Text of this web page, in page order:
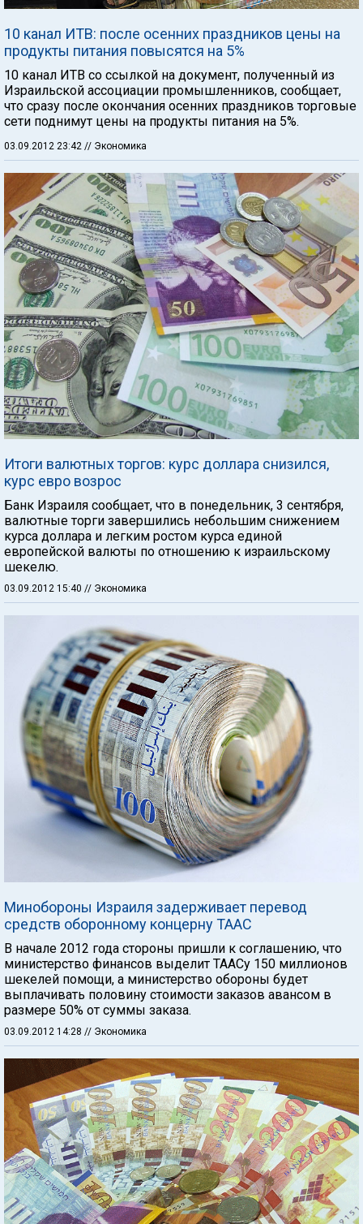
10 канал ИТВ: после осенних праздников цены на
продукты питания повысятся на 5%
10 канал ИТВ со ссылкой на документ, полученный из
Израильской ассоциации промышленников, сообщает,
что сразу после окончания осенних праздников торговые
сети поднимут цены на продукты питания на 5%.
03.09.2012 23:42 // Экономика
Итоги валютных торгов: курс доллара снизился,
курс евро возрос
Банк Израиля сообщает, что в понедельник, 3 сентября,
валютные торги завершились небольшим снижением
курса доллара и легким ростом курса единой
европейской валюты по отношению к израильскому
шекелю.
03.09.2012 15:40 // Экономика
Минобороны Израиля задерживает перевод
средств оборонному концерну ТААС
В начале 2012 года стороны пришли к соглашению, что
министерство финансов выделит ТААСу 150 миллионов
шекелей помощи, а министерство обороны будет
выплачивать половину стоимости заказов авансом в
размере 50% от суммы заказа.
03.09.2012 14:28 // Экономика